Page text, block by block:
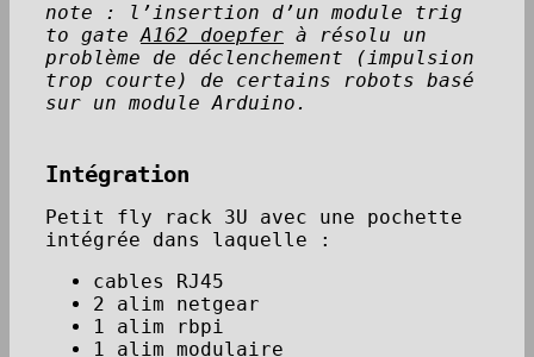
note : l’insertion d’un module trig
to gateA162 doepfer à résolu un
problème de déclenchement (impulsion
trop courte) de certains robots basé
sur un module Arduino.
Intégration
Petit fly rack 3U avec une pochette
intégrée dans laquelle :
cables RJ45
2 alim netgear
1 alim rbpi
1 alim modulaire